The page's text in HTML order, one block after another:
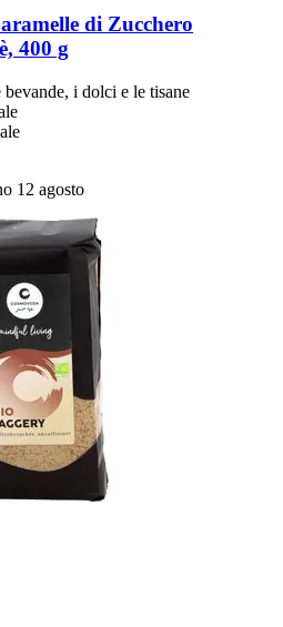
di Zucchero
400 g
i dolci e le tisane
12 agosto